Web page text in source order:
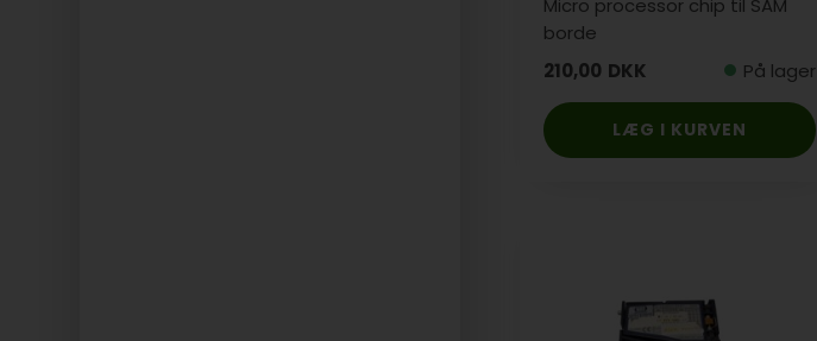
borde
210,00 DKK På lager